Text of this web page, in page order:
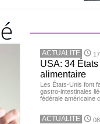
ACTUALITE
USA: 34
alimentaire
Les États-Unis font
gastro-intestinales
fédérale américaine
ACTUALITE